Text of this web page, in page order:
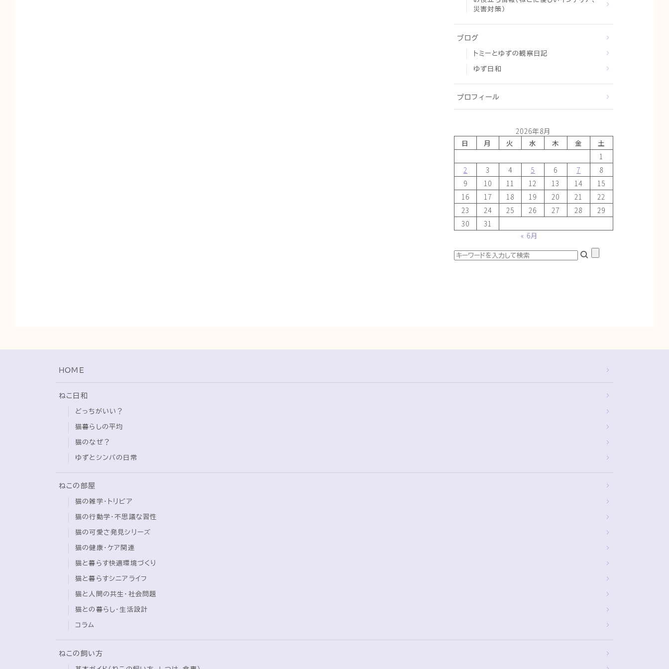
災害対策）
ブログ
トミーとゆずの観察日記
ゆず日和
プロフィール
2026年8月
日
月 火 水 木 金
土
1
2
3 4 5 6 7
8
9
10 11 12 13 14
15
16
17 18 19 20 21
22
23
24 25 26 27 28
29
30
31
« 6月
HOME
ねこ日和
どっちがいい？
猫暮らしの平均
猫のなぜ？
ゆずとシンバの日常
ねこの部屋
猫の雑学・トリビア
猫の行動学・不思議な習性
猫の可愛さ発見シリーズ
猫の健康・ケア関連
猫と暮らす快適環境づくり
猫と暮らすシニアライフ
猫と人間の共生・社会問題
猫との暮らし・生活設計
コラム
ねこの飼い方